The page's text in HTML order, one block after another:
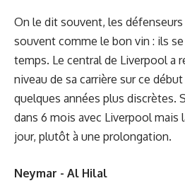
On le dit souvent, les
souvent comme le bon vin : ils
temps. Le central de Liverpool a
niveau de sa carrière sur ce
quelques années plus discrètes.
dans 6 mois avec Liverpool mais
jour, plutôt à une prolongation.
Neymar - Al Hilal